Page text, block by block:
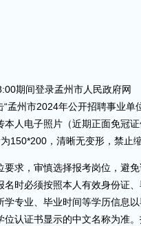
期间登录孟州市人民政府网
孟州市2024年公开招聘事业单
人电子照片（近期正面免冠
150*200，清晰无变形，禁止
求，审慎选择报考岗位，避
时必须按照本人有效身份证
专业、毕业时间等学历信息
认证书显示的中文名称为准